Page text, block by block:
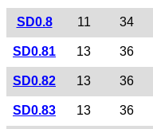
SD0.8 11 34
SD0.81 13 36
SD0.82 13 36
SD0.83 13 36